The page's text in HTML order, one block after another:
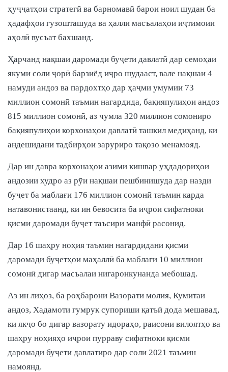
ҳуҷҷатҳои стратегӣ ва барномавӣ барои ноил шудан ба
ҳадафҳои гузошташуда ва ҳалли масъалаҳои иҷтимоии
аҳолӣ вусъат бахшанд.
Ҳарчанд нақшаи даромади буҷети давлатӣ дар семоҳаи
якуми соли ҷорӣ барзиёд иҷро шудааст, вале нақшаи 4
намуди андоз ва пардохтҳо дар ҳаҷми умумии 73
миллион сомонӣ таъмин нагардида, бақияпулиҳои андоз
815 миллион сомонӣ, аз ҷумла 320 миллион сомониро
бақияпулиҳои корхонаҳои давлатӣ ташкил медиҳанд, ки
андешидани тадбирҳои заруриро тақозо менамояд.
Дар ин давра корхонаҳои азими кишвар уҳдадориҳои
андозии худро аз рӯи нақшаи пешбинишуда дар назди
буҷет ба маблағи 176 миллион сомонӣ таъмин карда
натавонистаанд, ки ин бевосита ба иҷрои сифатноки
қисми даромади буҷет таъсири манфӣ расонид.
Дар 16 шаҳру ноҳия таъмин нагардидани қисми
даромади буҷетҳои маҳаллӣ ба маблағи 10 миллион
сомонӣ дигар масъалаи нигаронкунанда мебошад.
Аз ин лиҳоз, ба роҳбарони Вазорати молия, Кумитаи
андоз, Хадамоти гумрук супориши қатъӣ дода мешавад,
ки якҷо бо дигар вазорату идораҳо, раисони вилоятҳо ва
шаҳру ноҳияҳо иҷрои пурраву сифатноки қисми
даромади буҷети давлатиро дар соли 2021 таъмин
намоянд.